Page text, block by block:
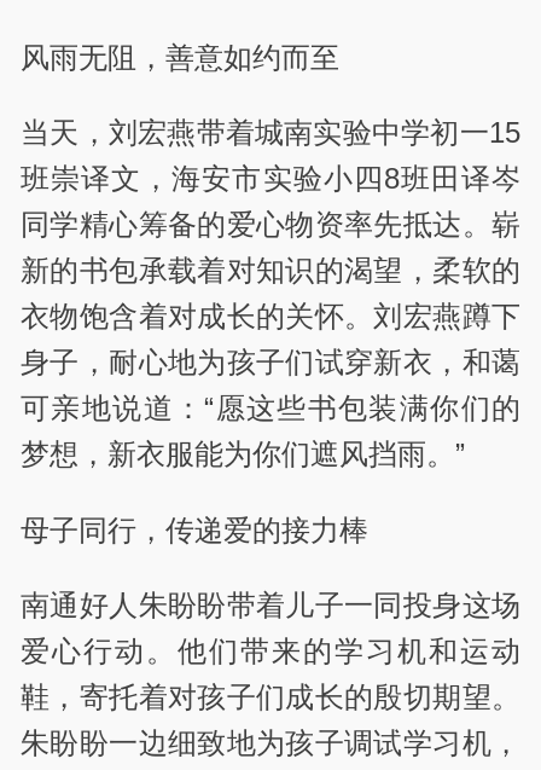
风雨无阻，善意如约而至
当天，刘宏燕带着城南实验中学初一15
班崇译文，海安市实验小四8班田译岑
同学精心筹备的爱心物资率先抵达。崭
新的书包承载着对知识的渴望，柔软的
衣物饱含着对成长的关怀。刘宏燕蹲下
身子，耐心地为孩子们试穿新衣，和蔼
可亲地说道：“愿这些书包装满你们的
梦想，新衣服能为你们遮风挡雨。”
母子同行，传递爱的接力棒
南通好人朱盼盼带着儿子一同投身这场
爱心行动。他们带来的学习机和运动
鞋，寄托着对孩子们成长的殷切期望。
朱盼盼一边细致地为孩子调试学习机，